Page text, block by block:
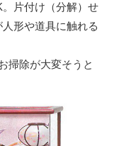
片付け（分解）せ
形や道具に触れる
掃除が大変そうと